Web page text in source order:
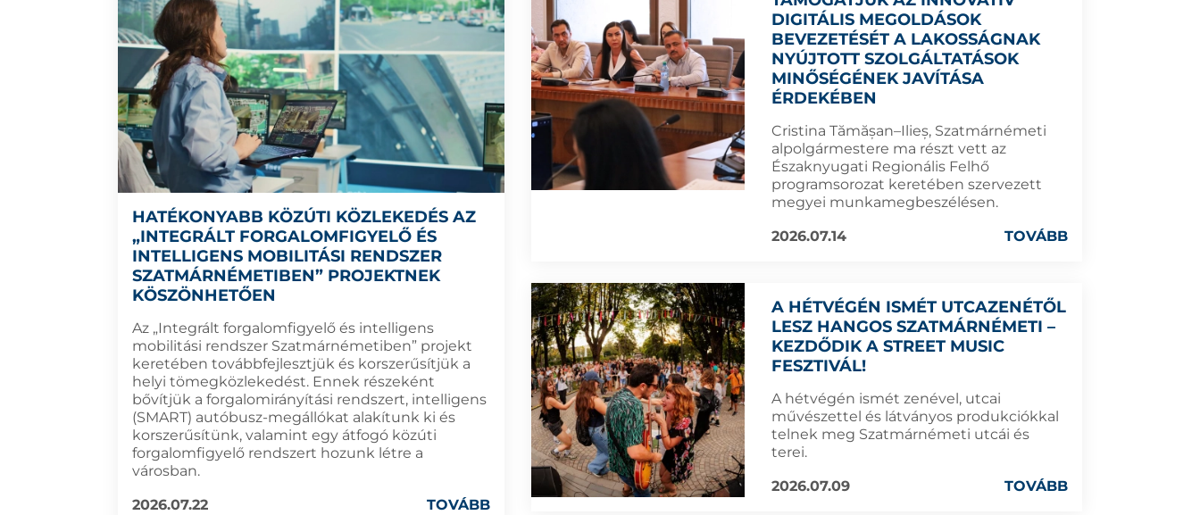
HATÉKONYABB KÖZÚTI KÖZLEKEDÉS AZ
„INTEGRÁLT FORGALOMFIGYELŐ ÉS
INTELLIGENS MOBILITÁSI RENDSZER
SZATMÁRNÉMETIBEN” PROJEKTNEK
KÖSZÖNHETŐEN
Az „Integrált forgalomfigyelő és intelligens
mobilitási rendszer Szatmárnémetiben” projekt
keretében továbbfejlesztjük és korszerűsítjük a
helyi tömegközlekedést. Ennek részeként
bővítjük a forgalomirányítási rendszert, intelligens
(SMART) autóbusz-megállókat alakítunk ki és
korszerűsítünk, valamint egy átfogó közúti
forgalomfigyelő rendszert hozunk létre a
városban.
2026.07.22
TOVÁBB
DIGITÁLIS MEGOLDÁSOK
BEVEZETÉSÉT A LAKOSSÁGNAK
NYÚJTOTT SZOLGÁLTATÁSOK
MINŐSÉGÉNEK JAVÍTÁSA
ÉRDEKÉBEN
Cristina Tămășan–Ilieș, Szatmárnémeti
alpolgármestere ma részt vett az
Északnyugati Regionális Felhő
programsorozat keretében szervezett
megyei munkamegbeszélésen.
2026.07.14
TOVÁBB
A HÉTVÉGÉN ISMÉT UTCAZENÉTŐL
LESZ HANGOS SZATMÁRNÉMETI –
KEZDŐDIK A STREET MUSIC
FESZTIVÁL!
A hétvégén ismét zenével, utcai
művészettel és látványos produkciókkal
telnek meg Szatmárnémeti utcái és
terei.
2026.07.09
TOVÁBB